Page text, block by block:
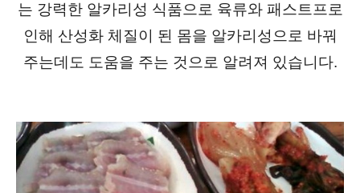
는 강력한 알카리성 식품으로 육류와 패스트프로
인해 산성화 체질이 된 몸을 알카리성으로 바꿔
주는데도 도움을 주는 것으로 알려져 있습니다.